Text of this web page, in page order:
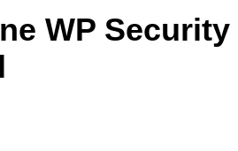
WP Security